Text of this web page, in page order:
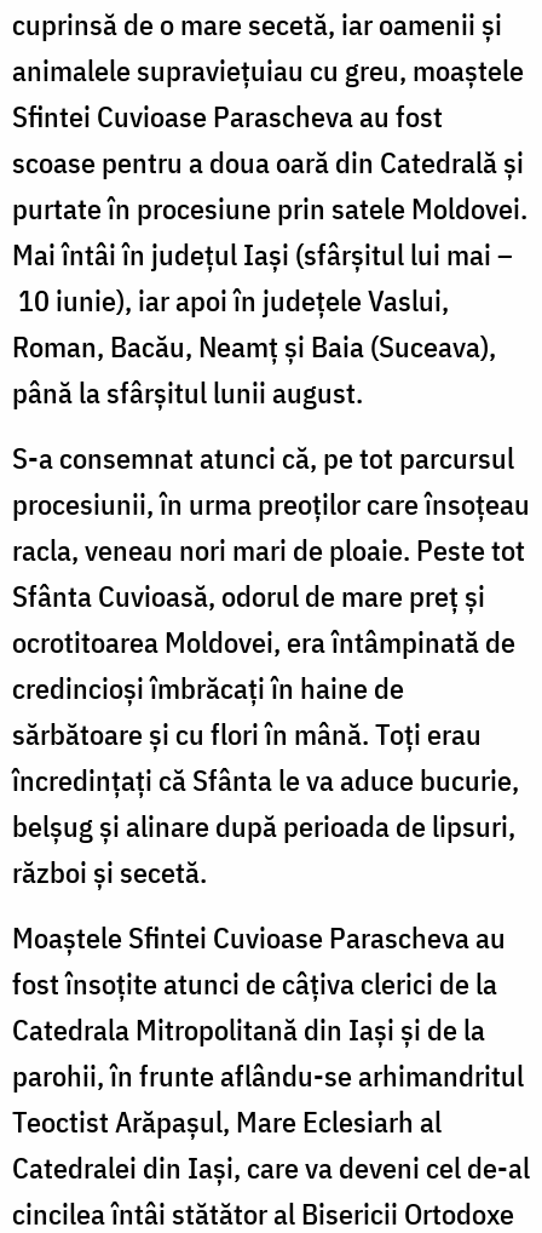
cuprinsă de o mare secetă, iar oamenii și
animalele supraviețuiau cu greu, moaștele
Sfintei Cuvioase Parascheva au fost
scoase pentru a doua oară din Catedrală și
purtate în procesiune prin satele Moldovei.
Mai întâi în județul Iași (sfârșitul lui mai –
10 iunie), iar apoi în județele Vaslui,
Roman, Bacău, Neamț și Baia (Suceava),
până la sfârșitul lunii august.
S-a consemnat atunci că, pe tot parcursul
procesiunii, în urma preoților care însoțeau
racla, veneau nori mari de ploaie. Peste tot
Sfânta Cuvioasă, odorul de mare preț și
ocrotitoarea Moldovei, era întâmpinată de
credincioși îmbrăcați în haine de
sărbătoare și cu flori în mână. Toți erau
încredințați că Sfânta le va aduce bucurie,
belșug și alinare după perioada de lipsuri,
război și secetă.
Moaștele Sfintei Cuvioase Parascheva au
fost însoțite atunci de câțiva clerici de la
Catedrala Mitropolitană din Iași și de la
parohii, în frunte aflându-se arhimandritul
Teoctist Arăpașul, Mare Eclesiarh al
Catedralei din Iași, care va deveni cel de-al
cincilea întâi stătător al Bisericii Ortodoxe